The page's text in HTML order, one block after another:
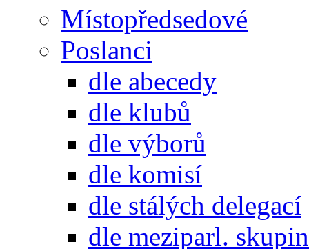
Místopředsedové
Poslanci
dle abecedy
dle klubů
dle výborů
dle komisí
dle stálých delegací
dle meziparl. skupin